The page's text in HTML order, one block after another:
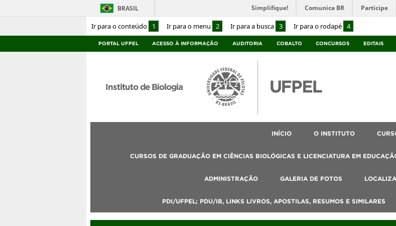
Ir para o conteúdo 1 Ir para o menu 2 Ir para a busca 3 Ir para o rodapé 4
BRASIL Simplifique! Comunica BR Participe
PORTAL UFPEL ACESSO À INFORMAÇÃO AUDITORIA COBALTO CONCURSOS EDITAIS
Instituto de Biologia
INÍCIO O INSTITUTO
CURSOS DE GRADUAÇÃO EM CIÊNCIAS BIOLÓGICAS E LICENCIATURA EM
ADMINISTRAÇÃO GALERIA DE FOTOS
PDI/UFPEL; PDU/IB, LINKS LIVROS, APOSTILAS, RESUMOS E SIMILARES